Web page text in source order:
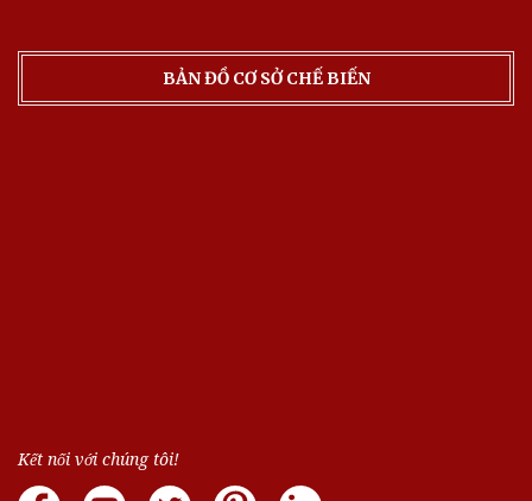
BẢN ĐỒ CƠ SỞ CHẾ BIẾN
Kết nối với chúng tôi!